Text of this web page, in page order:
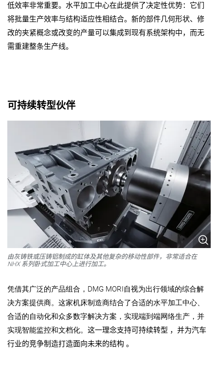
低效率非常重要。水平加工中心在此提供了决定性优势：它们
将批量生产效率与结构适应性相结合。新的部件几何形状、修
改的夹紧概念或改变的产量可以集成到现有系统架构中，而无
需重建整条生产线。
可持续转型伙伴
由灰铸铁或压铸铝制成的缸体及其他复杂的移动性部件，非常适合在
NHX 系列卧式加工中心上进行加工。
凭借其广泛的产品组合，DMG MORI自视为出行领域的综合解
决方案提供商。这家机床制造商结合了合适的水平加工中心、
合适的自动化和众多数字解决方案，实现端到端网络生产，并
实现智能监控和文档化。 这一理念支持可持续转型 ，并为汽车
行业的竞争制造打造面向未来的结构 。